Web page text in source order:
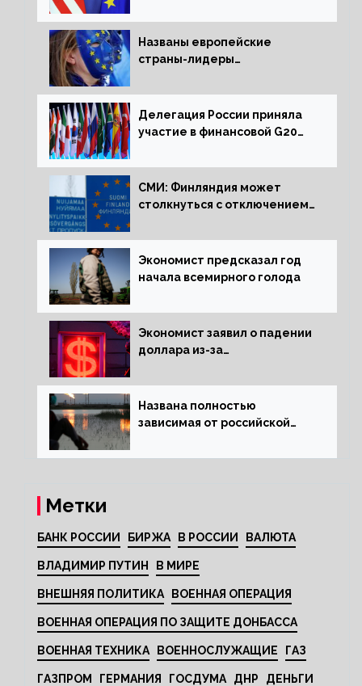
Названы европейские
страны-лидеры
активов
Делегация России приняла
участие в финансовой G20
СМИ: Финляндия может
столкнуться с отключением
Экономист предсказал год
начала всемирного голода
Экономист заявил о падении
доллара из-за
Названа полностью
зависимая от российской
Метки
БАНК РОССИИ БИРЖА В РОССИИ ВАЛЮТА
ВЛАДИМИР ПУТИН В МИРЕ
ВНЕШНЯЯ ПОЛИТИКА ВОЕННАЯ ОПЕРАЦИЯ
ВОЕННАЯ ОПЕРАЦИЯ ПО ЗАЩИТЕ ДОНБАССА
ВОЕННАЯ ТЕХНИКА ВОЕННОСЛУЖАЩИЕ ГАЗ
ГАЗПРОМ ГЕРМАНИЯ ГОСДУМА ДНР ДЕНЬГИ